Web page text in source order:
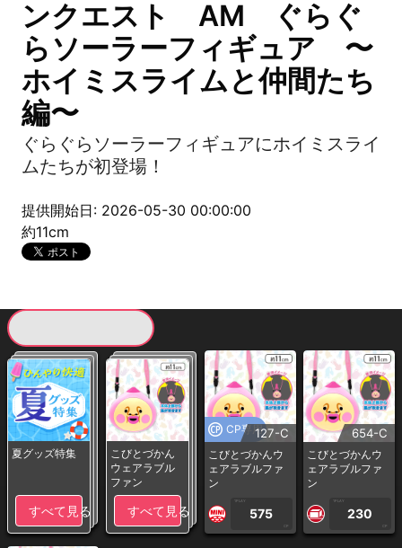
ンクエスト AM ぐらぐ
らソーラーフィギュア 〜
ホイミスライムと仲間たち
編〜
ぐらぐらソーラーフィギュアにホイミスライ
ムたちが初登場！
提供開始日: 2026-05-30 00:00:00
約11cm
夏グッズ特集
すべて見る
こびとづかん
ウェアラブル
ファン
すべて見る
CP専用127-C
こびとづかんウ
ェアラブルファ
ン
1PLAY
575
CP
654-C
こびとづかんウ
ェアラブルファ
ン
1PLAY
230
CP